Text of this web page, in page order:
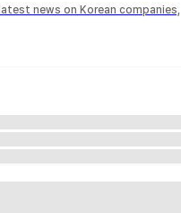
news on Korean companies,